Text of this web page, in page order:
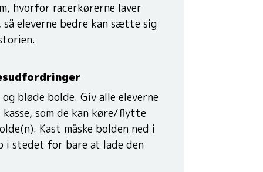
hvorfor racerkørerne laver
eleverne bedre kan sætte sig
bløde bolde. Giv alle eleverne
kasse, som de kan køre/flytte
Kast måske bolden ned i
i stedet for bare at lade den